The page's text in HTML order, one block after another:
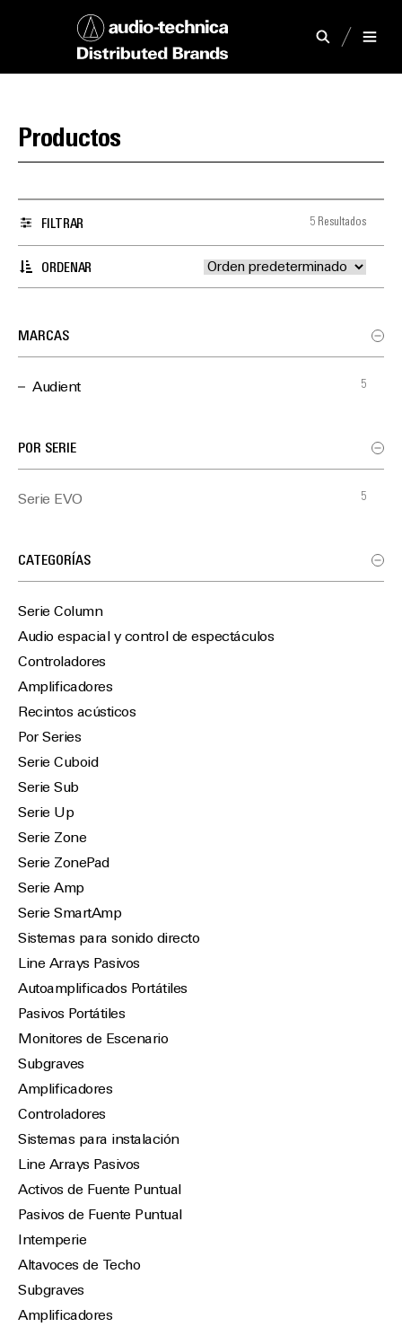
Productos
ORDENAR
FILTRAR 5 Resultados
MARCAS
Audient 5
POR SERIE
Serie EVO 5
CATEGORÍAS
Serie Column
Audio espacial y control de espectáculos
Controladores
Amplificadores
Recintos acústicos
Por Series
Serie Cuboid
Serie Sub
Serie Up
Serie Zone
Serie ZonePad
Serie Amp
Serie SmartAmp
Sistemas para sonido directo
Line Arrays Pasivos
Autoamplificados Portátiles
Pasivos Portátiles
Monitores de Escenario
Subgraves
Amplificadores
Controladores
Sistemas para instalación
Line Arrays Pasivos
Activos de Fuente Puntual
Pasivos de Fuente Puntual
Intemperie
Altavoces de Techo
Subgraves
Amplificadores